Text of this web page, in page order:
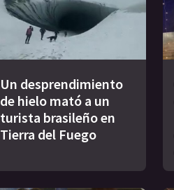
Un desprendimiento
de hielo mató a un
turista brasileño en
Tierra del Fuego